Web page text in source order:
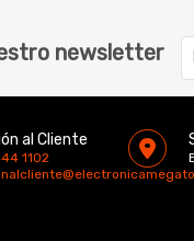
newsletter
al Cliente
1102